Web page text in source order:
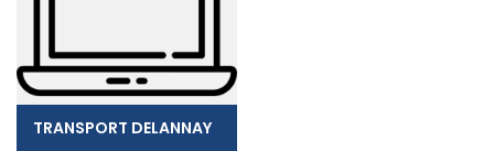
TRANSPORT DELANNAY